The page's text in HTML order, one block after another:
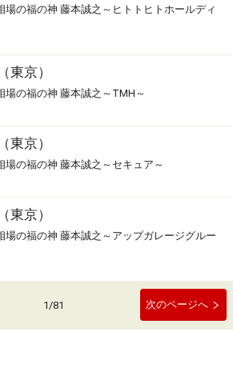
場の福の神 藤本誠之～ヒトトヒトホールディ
東京）
場の福の神 藤本誠之～TMH～
東京）
場の福の神 藤本誠之～セキュア～
東京）
場の福の神 藤本誠之～アップガレージグルー
1/81 次のページへ